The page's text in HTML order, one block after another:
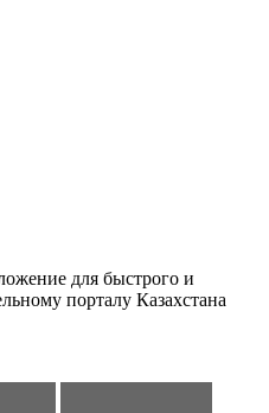
для быстрого и
порталу Казахстана